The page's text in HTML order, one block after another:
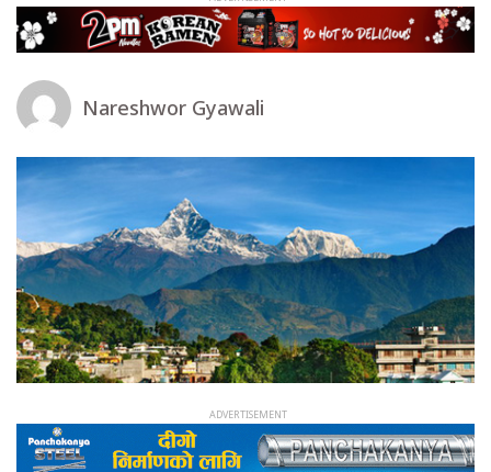
Nareshwor Gyawali